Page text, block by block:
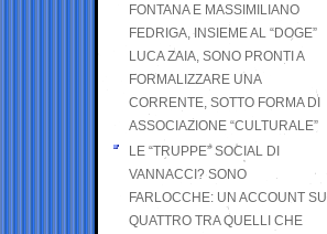
FONTANA E MASSIMILIANO
FEDRIGA, INSIEME AL “DOGE”
LUCA ZAIA, SONO PRONTI A
FORMALIZZARE UNA
CORRENTE, SOTTO FORMA DI
ASSOCIAZIONE “CULTURALE”
LE “TRUPPE” SOCIAL DI
VANNACCI? SONO
FARLOCCHE: UN ACCOUNT SU
QUATTRO TRA QUELLI CHE